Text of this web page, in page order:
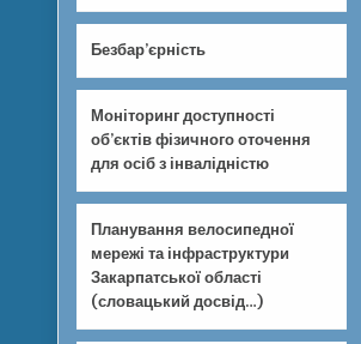
Безбар’єрність
Моніторинг доступності
об’єктів фізичного оточення
для осіб з інвалідністю
Планування велосипедної
мережі та інфраструктури
Закарпатської області
(словацький досвід…)